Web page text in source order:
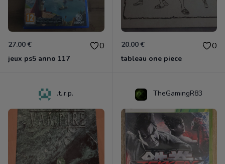
27.00 € 0
jeux ps5 anno 117
20.00 € 0
tableau one piece
.t..r.p. TheGamingR83